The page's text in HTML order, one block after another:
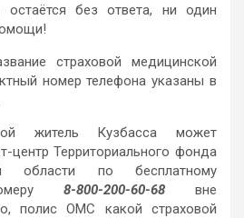
без ответа, ни один
страховой медицинской
номер телефона указаны в
житель Кузбасса может
центр Территориального фонда
области по бесплатному
8-800-200-60-68 вне
полис ОМС какой страховой